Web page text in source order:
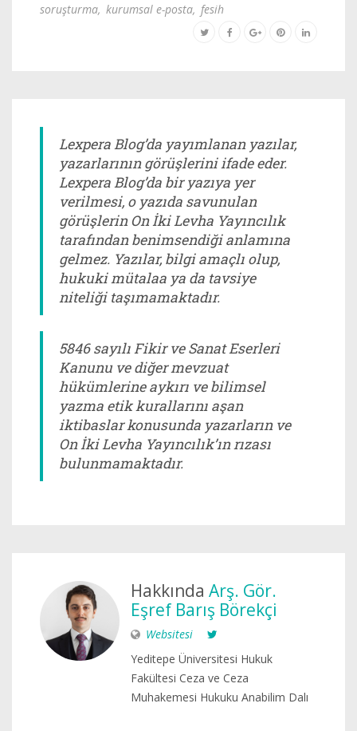
soruşturma, kurumsal e-posta, fesih
Lexpera Blog’da yayımlanan yazılar,
yazarlarının görüşlerini ifade eder.
Lexpera Blog’da bir yazıya yer
verilmesi, o yazıda savunulan
görüşlerin On İki Levha Yayıncılık
tarafından benimsendiği anlamına
gelmez. Yazılar, bilgi amaçlı olup,
hukuki mütalaa ya da tavsiye
niteliği taşımamaktadır.
5846 sayılı Fikir ve Sanat Eserleri
Kanunu ve diğer mevzuat
hükümlerine aykırı ve bilimsel
yazma etik kurallarını aşan
iktibaslar konusunda yazarların ve
On İki Levha Yayıncılık’ın rızası
bulunmamaktadır.
Hakkında Arş. Gör.
Eşref Barış Börekçi
Websitesi
Yeditepe Üniversitesi Hukuk
Fakültesi Ceza ve Ceza
Muhakemesi Hukuku Anabilim Dalı